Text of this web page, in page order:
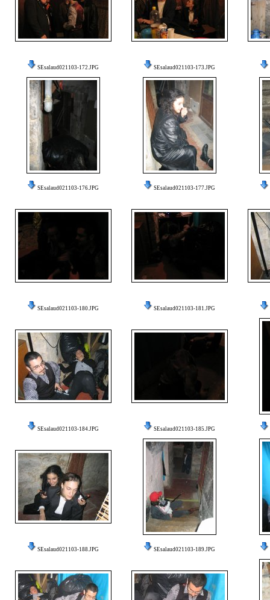
SEsalaud021103-172.JPG SEsalaud021103-173.JPG
SEsalaud021103-176.JPG SEsalaud021103-177.JPG
SEsalaud021103-180.JPG SEsalaud021103-181.JPG
SEsalaud021103-184.JPG SEsalaud021103-185.JPG
SEsalaud021103-188.JPG SEsalaud021103-189.JPG